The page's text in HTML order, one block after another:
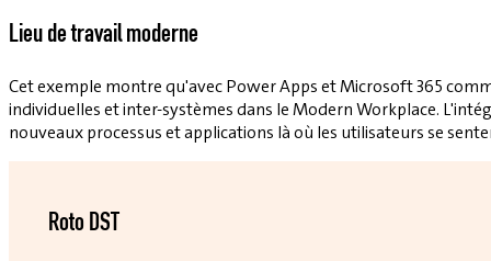
Lieu de travail moderne
Cet exemple montre qu'avec Power Apps et Microsoft 365
individuelles et inter-systèmes dans le Modern Workplace.
nouveaux processus et applications là où les utilisateurs se
Roto DST